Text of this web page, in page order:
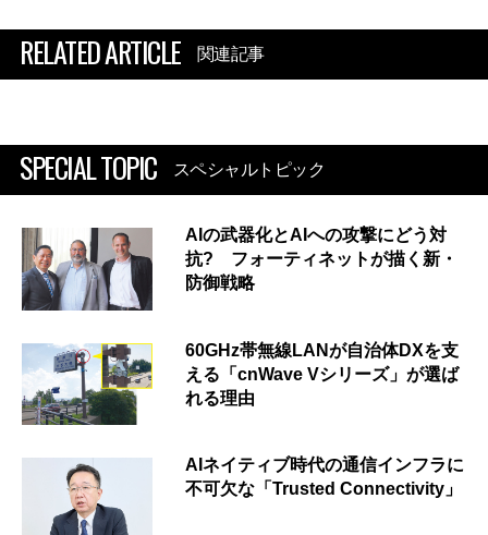
RELATED ARTICLE 関連記事
SPECIAL TOPIC スペシャルトピック
AIの武器化とAIへの攻撃にどう対
抗? フォーティネットが描く新・
防御戦略
60GHz帯無線LANが自治体DXを支
える「cnWave Vシリーズ」が選ば
れる理由
AIネイティブ時代の通信インフラに
不可欠な「Trusted Connectivity」